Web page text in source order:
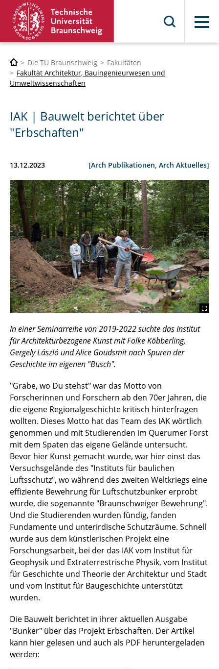
Menü
Die TU Braunschweig
Fakultäten
Fakultät Architektur, Bauingenieurwesen und
Umweltwissenschaften
IAK | Bauwelt berichtet über
"Erbschaften"
13.12.2023 [Arch Publikationen, Arch Aktuelles]
In einer Seminarreihe von 2019-2022 suchte das Institut
für Architekturbezogene Kunst mit Folke Köbberling,
Gergely László und Alice Goudsmit nach Spuren der
Geschichte im eigenen "Busch".
"Grabe, wo Du stehst" war das Motto von
Forscherinnen und Forschern ab den 70er Jahren, die
die eigene Regionalgeschichte kritisch hinterfragen
wollten. Dieses Motto hat das Team des IAK wörtlich
genommen und mit Studierenden im Querumer Forst
mit dem Spaten das eigene Gelände untersucht.
Bevor hier Kunst gemacht wurde, war hier einst das
Versuchsgelände des "Instituts für baulichen
Luftsschutz", wo während des zweiten Weltkriegs eine
effiziente Bewehrung für Luftschutzbunker erprobt
wurde, die sogenannte "Braunschweiger Bewehrung".
Und die Studierenden wurden fündig, fanden
Fundamente und unterirdische Schutzräume. Schnell
wurde aus dem künstlerischen Projekt eine
Forschungsarbeit, bei der das IAK vom Institut für
Geophysik und Extraterrestrische Physik, vom Institut
für Geschichte und Theorie der Architektur und Stadt
und vom Institut für Baugeschichte unterstützt
wurden.
Die Bauwelt berichtet in ihrer aktuellen Ausgabe
"Bunker" über das Projekt Erbschaften. Der Artikel
kann hier gelesen und auch als PDF heruntergeladen
werden: